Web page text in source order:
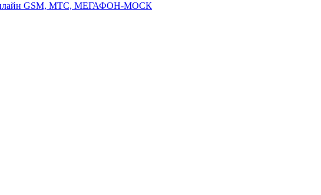
Билайн GSM, МТС, МЕГАФОН-МОСК